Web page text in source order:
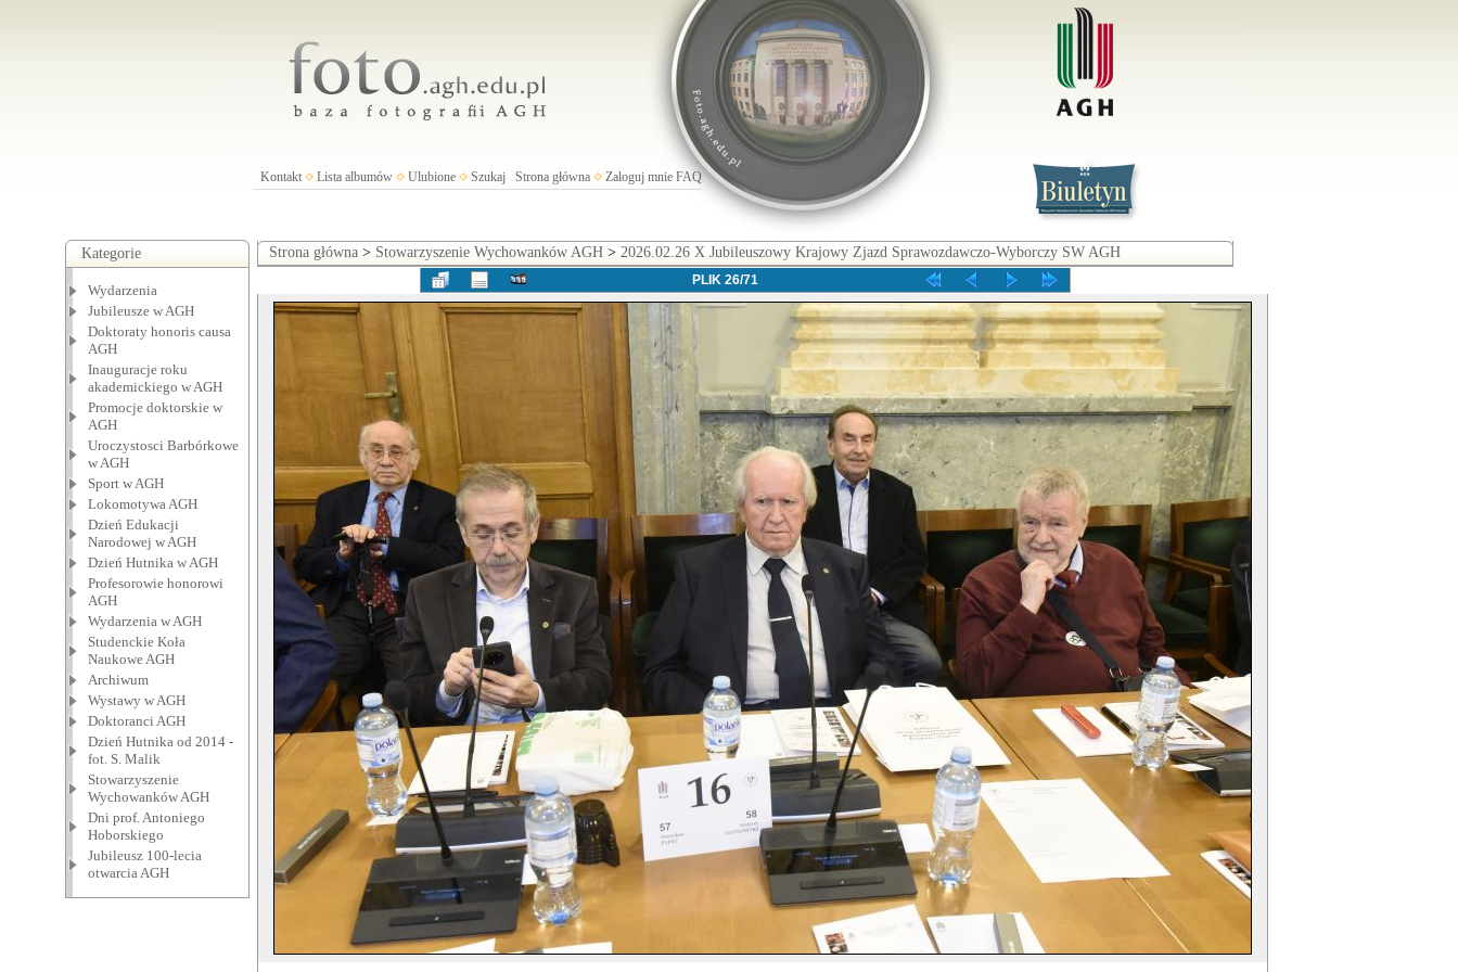
Kontakt Lista albumów Ulubione Szukaj Strona główna Zaloguj mnie FAQ
Kategorie
Wydarzenia
Jubileusze w AGH
Doktoraty honoris causa
AGH
Inauguracje roku
akademickiego w AGH
Promocje doktorskie w
AGH
Uroczystosci Barbórkowe
w AGH
Sport w AGH
Lokomotywa AGH
Dzień Edukacji
Narodowej w AGH
Dzień Hutnika w AGH
Profesorowie honorowi
AGH
Wydarzenia w AGH
Studenckie Koła
Naukowe AGH
Archiwum
Wystawy w AGH
Doktoranci AGH
Dzień Hutnika od 2014 -
fot. S. Malik
Stowarzyszenie
Wychowanków AGH
Dni prof. Antoniego
Hoborskiego
Jubileusz 100-lecia
otwarcia AGH
Strona główna> Stowarzyszenie Wychowanków AGH> 2026.02.26 X Jubileuszowy Krajowy Zjazd Sprawozdawczo-Wyborczy SW AGH
PLIK 26/71